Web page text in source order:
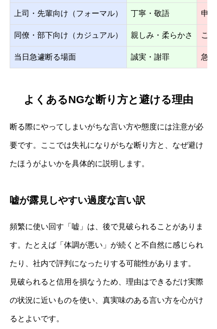
上司・先輩向け（フォーマル） 丁寧・敬語 申
同僚・部下向け（カジュアル） 親しみ・柔らかさ ご
当日急遽断る場面 誠実・謝罪 急
よくあるNGな断り方と避ける理由
断る際にやってしまいがちな言い方や態度には注意が必
要です。ここでは失礼になりがちな断り方と、なぜ避け
たほうがよいかを具体的に説明します。
嘘が露見しやすい過度な言い訳
頻繁に使い回す「嘘」は、後で見破られることがありま
す。たとえば「体調が悪い」が続くと不自然に感じられ
たり、社内で評判になったりする可能性があります。
見破られると信用を損なうため、理由はできるだけ実際
の状況に近いものを使い、真実味のある言い方を心がけ
るとよいです。